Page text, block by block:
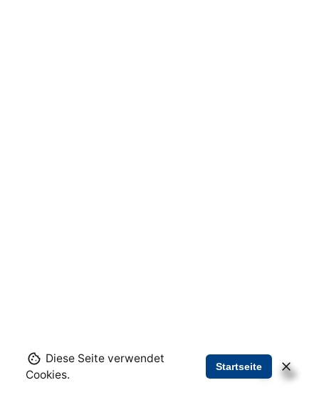
Diese Seite verwendet
Cookies.
Startseite